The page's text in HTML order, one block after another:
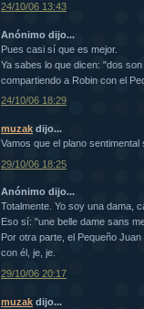
24/10/06 13:43
Anónimo dijo...
Pues casi sí que es mejor.
Ya sabes lo que dicen: "dos
compartiendo a Robin con el
24/10/06 18:29
muzak dijo...
Vamos que el plano
29/10/06 18:25
Anónimo dijo...
Totalmente. Yo soy una dama,
Eso sí: "une belle dame sans
Por otra parte, el Pequeño
con él, je, je.
29/10/06 20:17
muzak dijo...